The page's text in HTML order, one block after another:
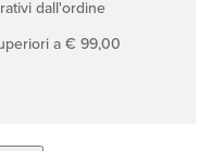
dall'ordine
a € 99,00